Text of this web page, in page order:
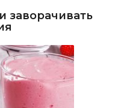
заворачивать